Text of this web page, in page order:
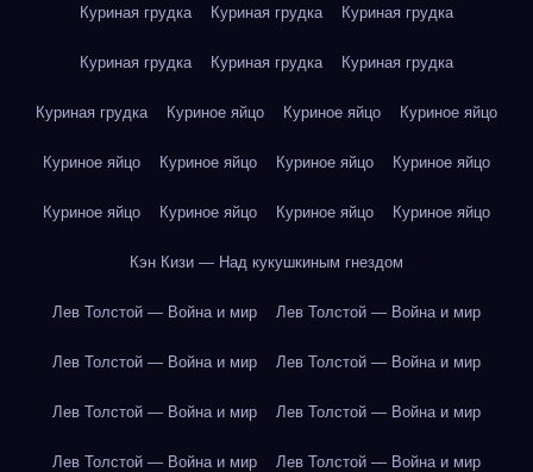
Куриная грудка Куриная грудка Куриная грудка
Куриная грудка Куриная грудка Куриная грудка
Куриная грудка Куриное яйцо Куриное яйцо Куриное яйцо
Куриное яйцо Куриное яйцо Куриное яйцо Куриное яйцо
Куриное яйцо Куриное яйцо Куриное яйцо Куриное яйцо
Кэн Кизи — Над кукушкиным гнездом
Лев Толстой — Война и мир Лев Толстой — Война и мир
Лев Толстой — Война и мир Лев Толстой — Война и мир
Лев Толстой — Война и мир Лев Толстой — Война и мир
Лев Толстой — Война и мир Лев Толстой — Война и мир